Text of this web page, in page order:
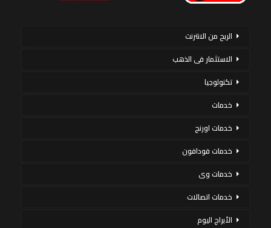
الربح من الانترنت
الاستثمار فى الذهب
تكنولوجيا
خدمات
خدمات اورنج
خدمات فودافون
خدمات وى
خدمات اتصالات
الأبراج اليوم